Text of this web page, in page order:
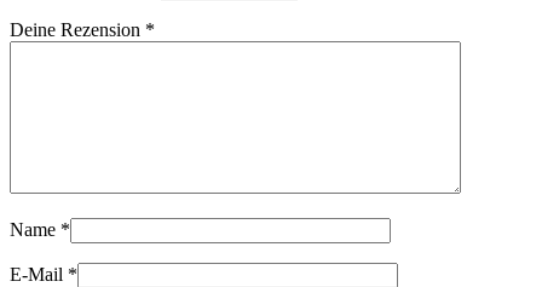
Deine Rezension *
Name *
E-Mail *